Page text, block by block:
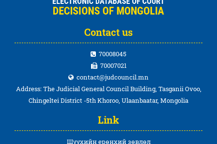
Contact us
70008045
70007021
contact@judcouncil.mn
Address: The Judicial General Council Building, Tasganii Ovoo,
Chingeltei District -5th Khoroo, Ulaanbaatar, Mongolia
Link
Шүүхийн ерөнхий зөвлөл